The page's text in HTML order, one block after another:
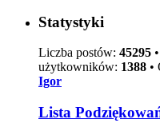
Statystyki
Liczba postów: 45295
użytkowników: 1388 •
Igor
Lista